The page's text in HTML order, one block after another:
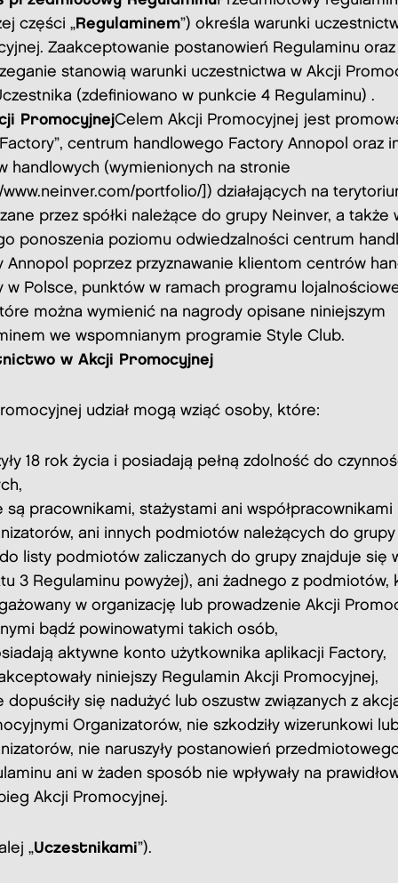
części „Regulaminem”) określa warunki
Zaakceptowanie postanowień Regulaminu oraz
stanowią warunki uczestnictwa w Akcji
(zdefiniowano w punkcie 4 Regulaminu) .
PromocyjnejCelem Akcji Promocyjnej jest
centrum handlowego Factory Annopol oraz
handlowych (wymienionych na stronie
portfolio/]) działających na
przez spółki należące do grupy Neinver, a także
ponoszenia poziomu odwiedzalności centrum
Annopol poprzez przyznawanie klientom centrów
w Polsce, punktów w ramach programu
można wymienić na nagrody opisane niniejszym
we wspomnianym programie Style Club.
w Akcji Promocyjnej
udział mogą wziąć osoby, które:
18 rok życia i posiadają pełną zdolność do
są pracownikami, stażystami ani współpracownikami
ani innych podmiotów należących do
listy podmiotów zaliczanych do grupy znajduje się
3 Regulaminu powyżej), ani żadnego z podmiotów,
w organizację lub prowadzenie Akcji
bądź powinowatymi takich osób,
aktywne konto użytkownika aplikacji Factory,
niniejszy Regulamin Akcji Promocyjnej,
dopuściły się nadużyć lub oszustw związanych z
Organizatorów, nie szkodziły wizerunkowi
nie naruszyły postanowień
ani w żaden sposób nie wpływały na
Akcji Promocyjnej.
„Uczestnikami”).